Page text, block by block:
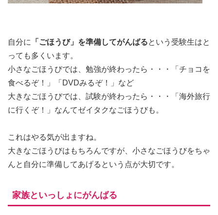
自分に 「ごほうび」を準備してがんばるという受験生はと
っても多くいます。
小さなごほうびでは、勉強が終わったら・・・「チョコを
食べるぞ！」「DVDみるぞ！」など
大きなごほうびでは、試験が終わったら・・・「海外旅行
に行くぞ！」なんてゼイタクなごほうびも。
これはやる気が出ますね。
大きなごほうびはもちろんですが、 小さなごほうびをちゃ
んと自分に準備してあげる という点が大切です。
家族といっしょにがんばる